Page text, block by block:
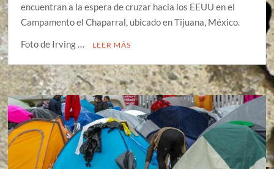
encuentran a la espera de cruzar hacia los EEUU en el
Campamento el Chaparral, ubicado en Tijuana, México.
Foto de Irving …
LEER MÁS